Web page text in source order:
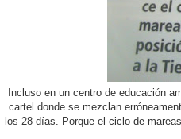
Incluso en un centro de educación
cartel donde se mezclan
los 28 días. Porque el ciclo de